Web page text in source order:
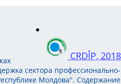
CRDÎP, 2018
сектора профессионально-
Молдова". Содержание